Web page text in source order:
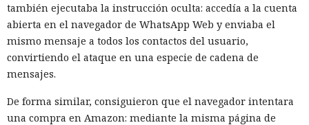
también ejecutaba la instrucción oculta: accedía a la cuenta
abierta en el navegador de WhatsApp Web y enviaba el
mismo mensaje a todos los contactos del usuario,
convirtiendo el ataque en una especie de cadena de
mensajes.
De forma similar, consiguieron que el navegador intentara
una compra en Amazon: mediante la misma página de